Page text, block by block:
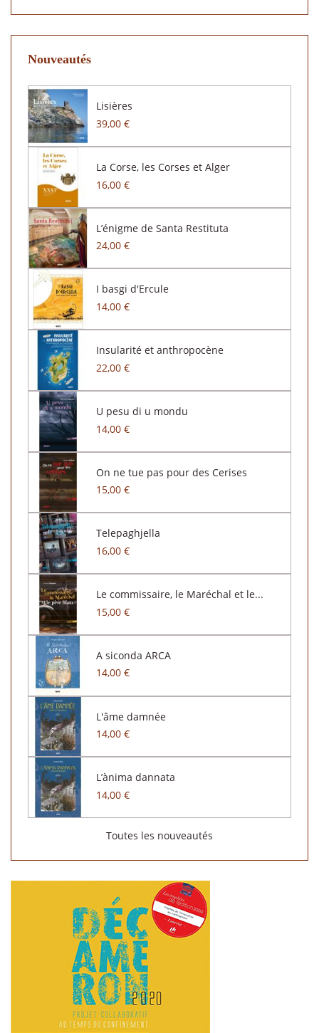
Nouveautés
Lisières
39,00 €
La Corse, les Corses et Alger
16,00 €
L’énigme de Santa Restituta
24,00 €
I basgi d'Ercule
14,00 €
Insularité et anthropocène
22,00 €
U pesu di u mondu
14,00 €
On ne tue pas pour des Cerises
15,00 €
Telepaghjella
16,00 €
Le commissaire, le Maréchal et le...
15,00 €
A siconda ARCA
14,00 €
L'âme damnée
14,00 €
L’ànima dannata
14,00 €
Toutes les nouveautés